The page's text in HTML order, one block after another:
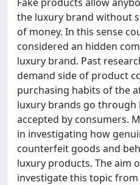
the luxury brand without
of money. In this sense
considered an hidden
luxury brand. Past
demand side of product
purchasing habits of the
luxury brands go
accepted by consumers.
in investigating how
counterfeit goods and
luxury products. The aim
investigate this topic